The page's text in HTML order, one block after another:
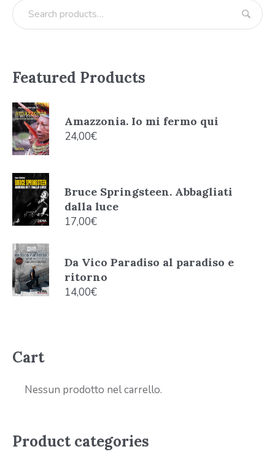
Featured Products
Amazzonia. Io mi fermo qui
24,00€
Bruce Springsteen. Abbagliati
dalla luce
17,00€
Da Vico Paradiso al paradiso e
ritorno
14,00€
Cart
Nessun prodotto nel carrello.
Product categories